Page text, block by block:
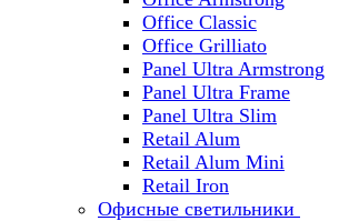
Office Classic
Office Grilliato
Panel Ultra Armstrong
Panel Ultra Frame
Panel Ultra Slim
Retail Alum
Retail Alum Mini
Retail Iron
Офисные светильники